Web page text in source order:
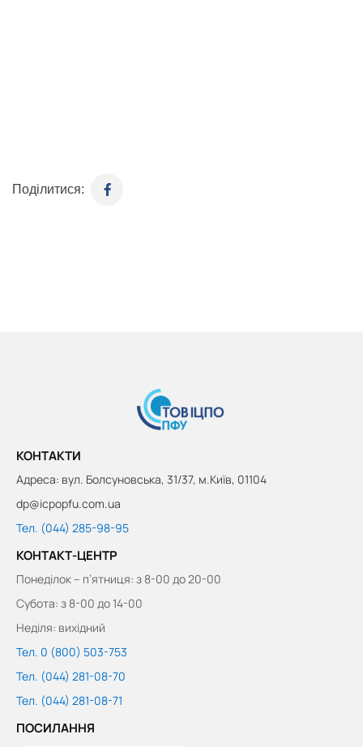
Поділитися:
КОНТАКТИ
Адреса: вул. Болсуновська, 31/37, м.Київ, 01104
dp@icpopfu.com.ua
Тел. (044) 285-98-95
КОНТАКТ-ЦЕНТР
Понеділок – п’ятниця: з 8-00 до 20-00
Субота: з 8-00 до 14-00
Неділя: вихідний
Тел. 0 (800) 503-753
Тел. (044) 281-08-70
Тел. (044) 281-08-71
ПОСИЛАННЯ